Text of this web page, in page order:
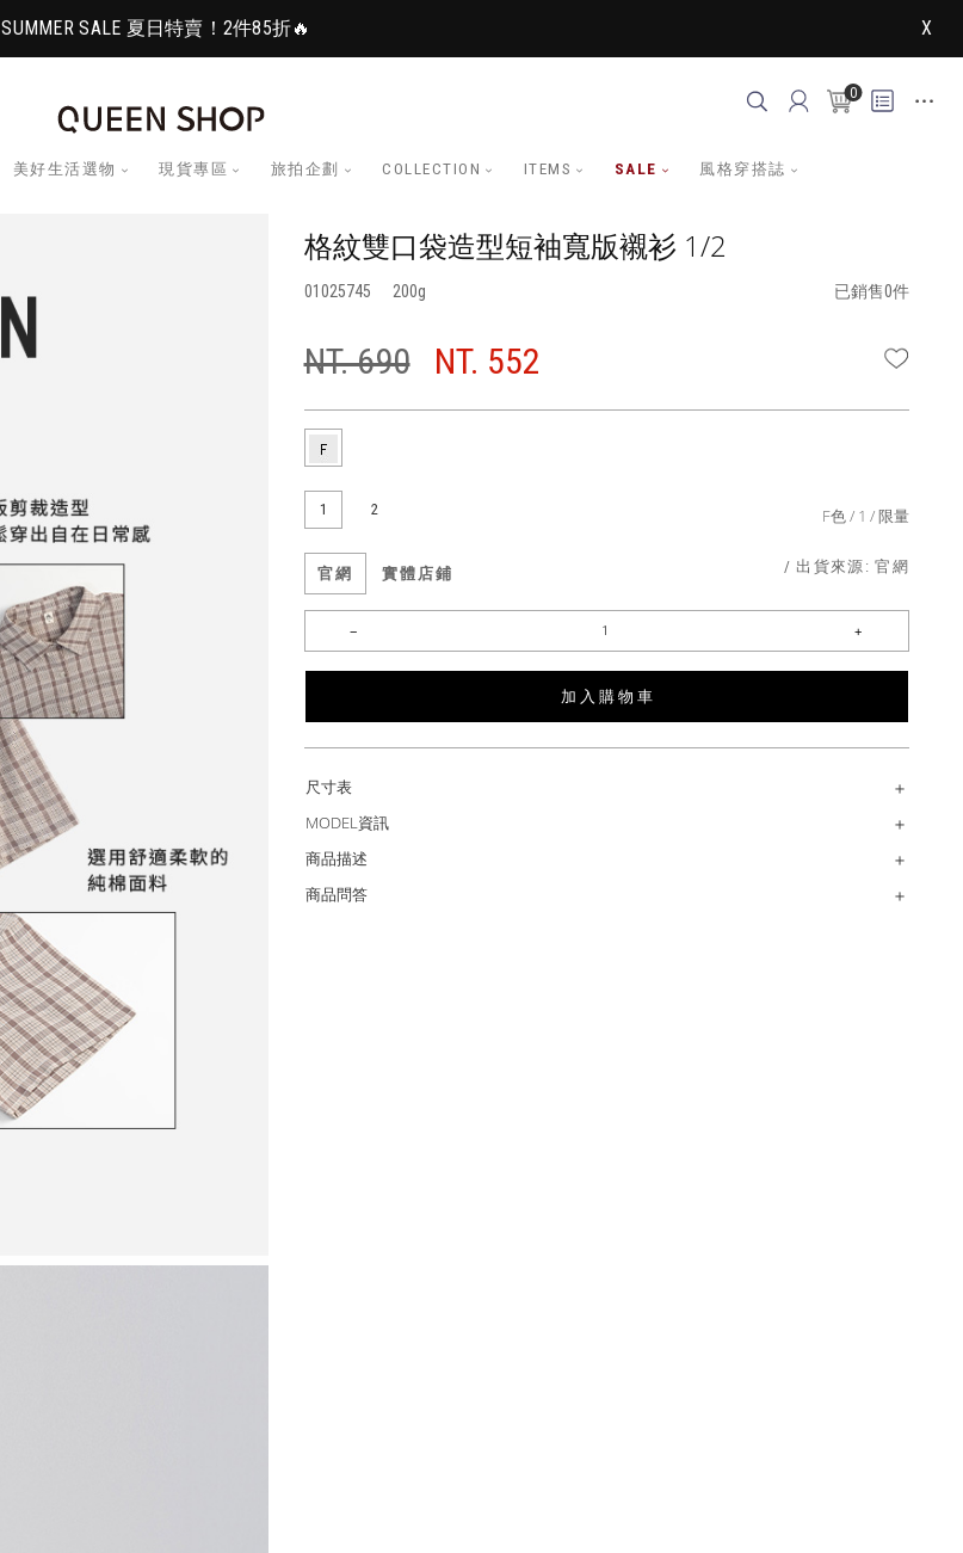
SUMMER SALE 夏日特賣！2件85折🔥 X
0
美好生活選物 現貨專區 旅拍企劃 COLLECTION ITEMS SALE 風格穿搭誌
格紋雙口袋造型短袖寬版襯衫 1/2
01025745 200 已銷售0件
NT. 690 NT. 552
1 2 F色 1 限量
官網 實體店鋪 / 出貨來源:官網
加 入 購 物 車
尺寸表
MODEL資訊
商品描述
商品問答